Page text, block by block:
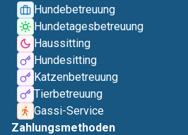
Hundebetreuung
Hundetagesbetreuung
Haussitting
Hundesitting
Katzenbetreuung
Tierbetreuung
Gassi-Service
Zahlungsmethoden